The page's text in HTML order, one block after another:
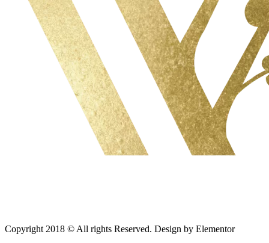
Copyright 2018 © All rights Reserved. Design by Elementor